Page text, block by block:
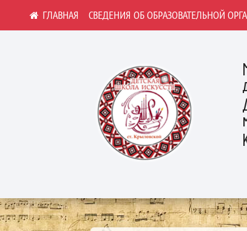
СВЕДЕНИЯ ОБ ОБРАЗОВАТЕЛЬНОЙ